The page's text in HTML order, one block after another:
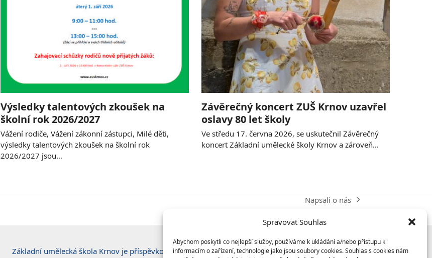
Spravovat Souhlas
Abychom poskytli co nejlepší služby, používáme k ukládání a/nebo přístupu k
informacím o zařízení, technologie jako jsou soubory cookies. Souhlas s cookies nám
Výsledky talentových zkoušek na
školní rok 2026/2027
Vážení rodiče, Vážení zákonní zástupci, Milé děti,
výsledky talentových zkoušek na školní rok
2026/2027 jsou…
Závěrečný koncert ZUŠ Krnov uzavřel
oslavy 80 let školy
Ve středu 17. června 2026, se uskutečnil Závěrečný
koncert Základní umělecké školy Krnov a zároveň…
next
Napsali o nás
Základní umělecká škola Krnov je příspěvkovou